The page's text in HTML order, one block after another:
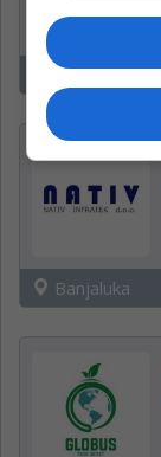
Zeleni Vir
Banjaluka